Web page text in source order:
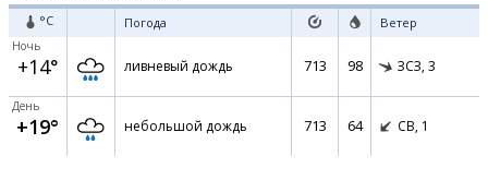
°C Погода Ветер
Ночь
+14° ливневый дождь 713 98 ЗСЗ, 3
День
+19° небольшой дождь 713 64 СВ, 1